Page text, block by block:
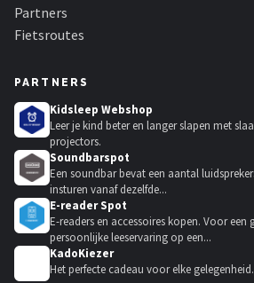
Partners
Fietsroutes
PARTNERS
Kidsleep Webshop
Leer je kind beter en langer slapen met
projectors.
Soundbarspot
Een soundbar bevat een aantal
insturen vanaf dezelfde...
E-reader Spot
E-readers en accessoires kopen. Voor een
persoonlijke leeservaring op een...
KadoKiezer
Het perfecte cadeau voor elke gelegenheid.